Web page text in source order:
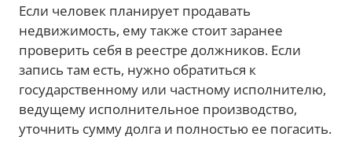
Если человек планирует продавать
недвижимость, ему также стоит заранее
проверить себя в реестре должников. Если
запись там есть, нужно обратиться к
государственному или частному исполнителю,
ведущему исполнительное производство,
уточнить сумму долга и полностью ее погасить.